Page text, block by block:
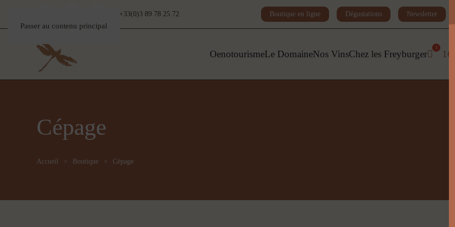
Passer au contenu principal
+33(0)3 89 78 25 72 Boutique en ligne Dégustations Newsletter
OenotourismeLe DomaineNos VinsChez les Freyburger
Cépage
Accueil Boutique Cépage